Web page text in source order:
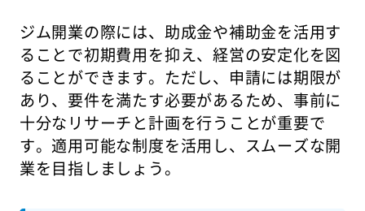
ジム開業の際には、助成金や補助金を活用す
ることで初期費用を抑え、経営の安定化を図
ることができます。ただし、申請には期限が
あり、要件を満たす必要があるため、事前に
十分なリサーチと計画を行うことが重要で
す。適用可能な制度を活用し、スムーズな開
業を目指しましょう。